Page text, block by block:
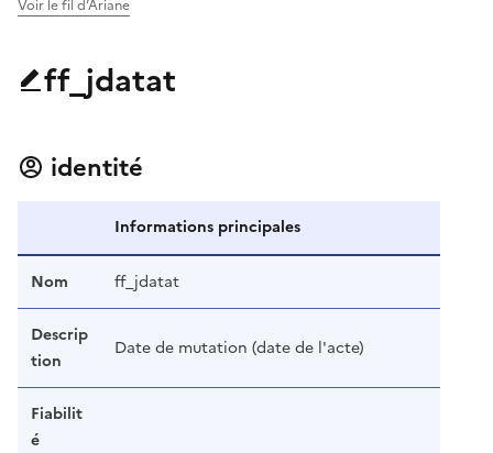
Voir le fil d’Ariane
ff_jdatat
identité
Informations principales
Nom ff_jdatat
Descrip
tion
Date de mutation (date de l'acte)
Fiabilit
é